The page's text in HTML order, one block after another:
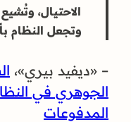
الاحتيال،
وتجعل النظام
– «ديفيد بيري»،
الجوهري في
المدفوعات